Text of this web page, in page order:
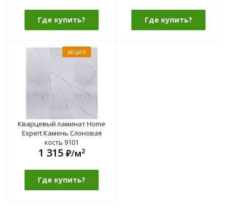
Где купить? Где купить?
АКЦИЯ
Кварцевый ламинат Home
Expert Камень Слоновая
кость 9101
1 315 ₽/м2
Где купить?